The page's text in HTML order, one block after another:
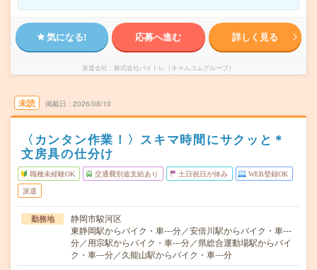
気になる! 応募へ進む 詳しく見る
派遣会社 株式会社バイトレ（キャムコムグループ）
未読 掲載日 2026/08/10
〈カンタン作業！〉スキマ時間にサクッと＊
文房具の仕分け
職種未経験OK 交通費別途支給あり 土日祝日が休み WEB登録OK
派遣
勤務地
静岡市駿河区
東静岡駅からバイク・車---分／安倍川駅からバイク・車---
分／用宗駅からバイク・車---分／県総合運動場駅からバイ
ク・車---分／久能山駅からバイク・車---分